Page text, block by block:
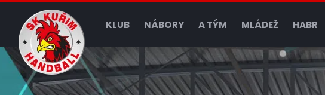
KLUB NÁBORY A TÝM MLÁDEŽ HABR